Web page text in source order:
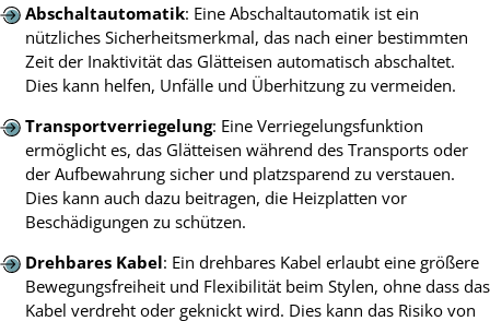
Abschaltautomatik: Eine Abschaltautomatik ist ein
nützliches Sicherheitsmerkmal, das nach einer bestimmten
Zeit der Inaktivität das Glätteisen automatisch abschaltet.
Dies kann helfen, Unfälle und Überhitzung zu vermeiden.
Transportverriegelung: Eine Verriegelungsfunktion
ermöglicht es, das Glätteisen während des Transports oder
der Aufbewahrung sicher und platzsparend zu verstauen.
Dies kann auch dazu beitragen, die Heizplatten vor
Beschädigungen zu schützen.
Drehbares Kabel: Ein drehbares Kabel erlaubt eine größere
Bewegungsfreiheit und Flexibilität beim Stylen, ohne dass das
Kabel verdreht oder geknickt wird. Dies kann das Risiko von